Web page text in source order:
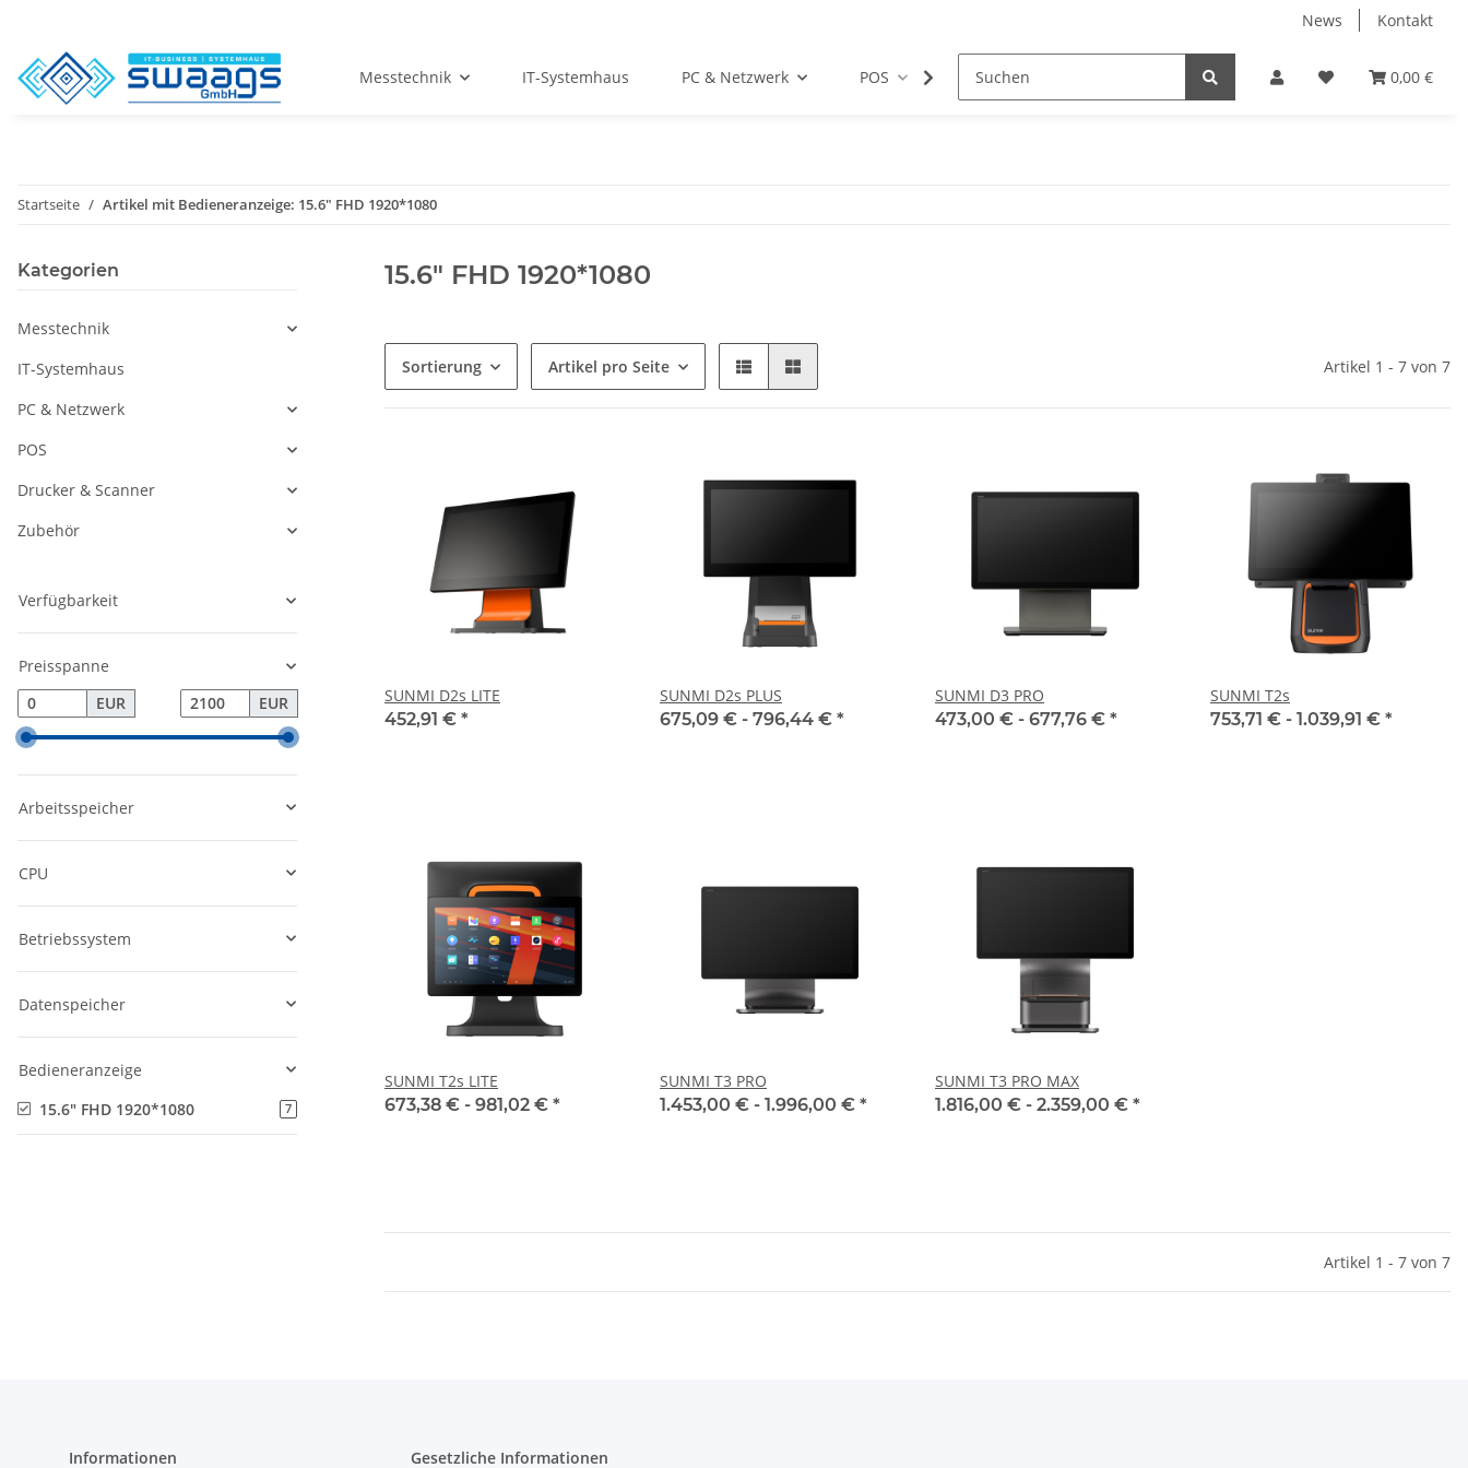
News Kontakt
0,00 €
Messtechnik IT-Systemhaus PC & Netzwerk POS Drucker & Scanner Zubehör Hersteller
Startseite Artikel mit Bedieneranzeige: 15.6" FHD 1920*1080
15.6" FHD 1920*1080
Sortierung Artikel pro Seite Artikel 1 - 7 von 7
SUNMI D2s LITE
452,91 € *
SUNMI D2s PLUS
675,09 € - 796,44 € *
SUNMI D3 PRO
473,00 € - 677,76 € *
SUNMI T2s
753,71 € - 1.039,91 € *
SUNMI T2s LITE
673,38 € - 981,02 € *
SUNMI T3 PRO
1.453,00 € - 1.996,00 € *
SUNMI T3 PRO MAX
1.816,00 € - 2.359,00 € *
Artikel 1 - 7 von 7
Kategorien
Messtechnik
IT-Systemhaus
PC & Netzwerk
POS
Drucker & Scanner
Zubehör
Verfügbarkeit
Preisspanne
EUR
EUR
Arbeitsspeicher
CPU
Betriebssystem
Datenspeicher
Bedieneranzeige
15.6" FHD 1920*1080
7
Informationen Gesetzliche Informationen